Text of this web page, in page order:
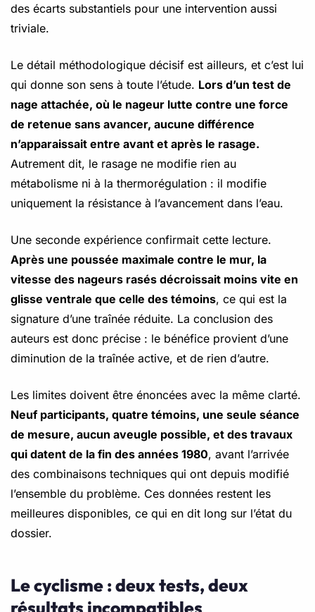
des écarts substantiels pour une intervention aussi
triviale.
Le détail méthodologique décisif est ailleurs, et c’est lui
qui donne son sens à toute l’étude. Lors d’un test de
nage attachée, où le nageur lutte contre une force
de retenue sans avancer, aucune différence
n’apparaissait entre avant et après le rasage.
Autrement dit, le rasage ne modifie rien au
métabolisme ni à la thermorégulation : il modifie
uniquement la résistance à l’avancement dans l’eau.
Une seconde expérience confirmait cette lecture.
Après une poussée maximale contre le mur, la
vitesse des nageurs rasés décroissait moins vite en
glisse ventrale que celle des témoins, ce qui est la
signature d’une traînée réduite. La conclusion des
auteurs est donc précise : le bénéfice provient d’une
diminution de la traînée active, et de rien d’autre.
Les limites doivent être énoncées avec la même clarté.
Neuf participants, quatre témoins, une seule séance
de mesure, aucun aveugle possible, et des travaux
qui datent de la fin des années 1980, avant l’arrivée
des combinaisons techniques qui ont depuis modifié
l’ensemble du problème. Ces données restent les
meilleures disponibles, ce qui en dit long sur l’état du
dossier.
Le cyclisme : deux tests, deux
résultats incompatibles